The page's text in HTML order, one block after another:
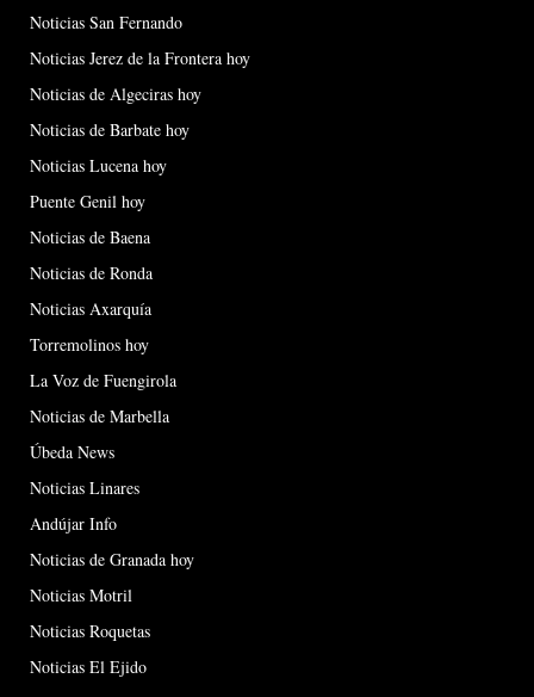
Noticias San Fernando
Noticias Jerez de la Frontera hoy
Noticias de Algeciras hoy
Noticias de Barbate hoy
Noticias Lucena hoy
Puente Genil hoy
Noticias de Baena
Noticias de Ronda
Noticias Axarquía
Torremolinos hoy
La Voz de Fuengirola
Noticias de Marbella
Úbeda News
Noticias Linares
Andújar Info
Noticias de Granada hoy
Noticias Motril
Noticias Roquetas
Noticias El Ejido